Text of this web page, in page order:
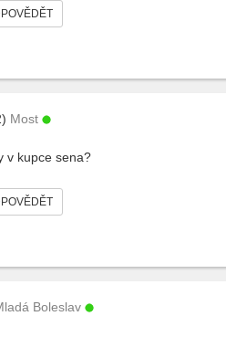
Most
v kupce sena?
Boleslav